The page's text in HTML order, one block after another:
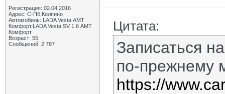
Регистрация: 02.04.2016
Адрес: С-Пб,Колпино
Автомобиль: LADA Vesta АМТ
Комфорт,LADA Vesta SV 1.6 АМТ
Комфорт
Возраст: 55
Сообщений: 2,787
Цитата:
Записаться
по-прежнему
https://